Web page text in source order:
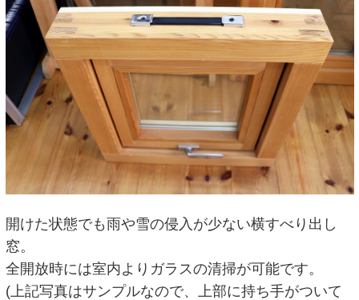
開けた状態でも雨や雪の侵入が少ない横すべり出し
窓。
全開放時には室内よりガラスの清掃が可能です。
(上記写真はサンプルなので、上部に持ち手がついて